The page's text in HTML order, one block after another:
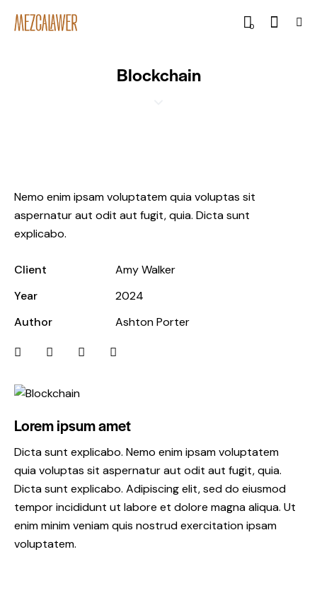
0
Blockchain
Nemo enim ipsam voluptatem quia voluptas sit
aspernatur aut odit aut fugit, quia. Dicta sunt
explicabo.
Client
Amy Walker
Year
2024
Author
Ashton Porter
Lorem ipsum amet
Dicta sunt explicabo. Nemo enim ipsam voluptatem
quia voluptas sit aspernatur aut odit aut fugit, quia.
Dicta sunt explicabo. Adipiscing elit, sed do eiusmod
tempor incididunt ut labore et dolore magna aliqua. Ut
enim minim veniam quis nostrud exercitation ipsam
voluptatem.